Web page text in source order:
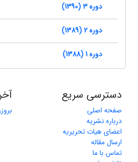
دوره 3 (1390)
دوره 2 (1389)
دوره 1 (1388)
دسترسی سریع
صفحه اصلی
درباره نشریه
اعضای هیات تحریریه
ارسال مقاله
تماس با ما